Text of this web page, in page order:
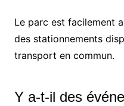
Le parc est facilement
des stationnements
transport en commun.
Y a-t-il des